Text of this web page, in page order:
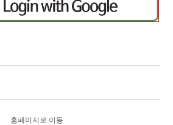
홈페이지로 이동